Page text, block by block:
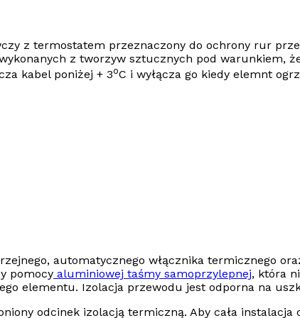
z termostatem przeznaczony do ochrony rur
z tworzyw sztucznych pod warunkiem,
kabel poniżej + 3oC i wyłącza go kiedy elemnt
, automatycznego włącznika termicznego
pomocy aluminiowej taśmy samoprzylepnej, która
elementu. Izolacja przewodu jest odporna na
odcinek izolacją termiczną. Aby cała instalacja